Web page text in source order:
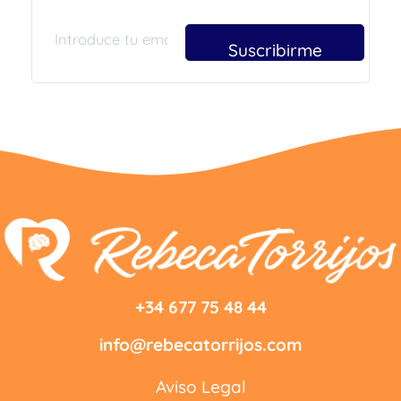
Suscribirme
+34 677 75 48 44
info@rebecatorrijos.com
Aviso Legal